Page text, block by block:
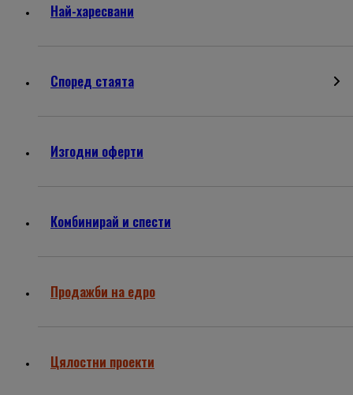
Най-харесвани
Според стаята
Изгодни оферти
Комбинирай и спести
Продажби на едро
Цялостни проекти